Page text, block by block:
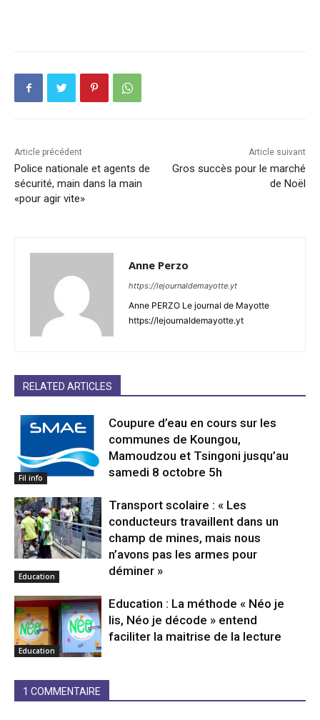
Article précédent
Police nationale et agents de
sécurité, main dans la main
«pour agir vite»
Article suivant
Gros succès pour le marché
de Noël
Anne Perzo
https://lejournaldemayotte.yt
Anne PERZO Le journal de Mayotte
https://lejournaldemayotte.yt
RELATED ARTICLES
Fil info
Coupure d’eau en cours sur les
communes de Koungou,
Mamoudzou et Tsingoni jusqu’au
samedi 8 octobre 5h
Education
Transport scolaire : « Les
conducteurs travaillent dans un
champ de mines, mais nous
n’avons pas les armes pour
déminer »
Education
Education : La méthode « Néo je
lis, Néo je décode » entend
faciliter la maitrise de la lecture
1 COMMENTAIRE